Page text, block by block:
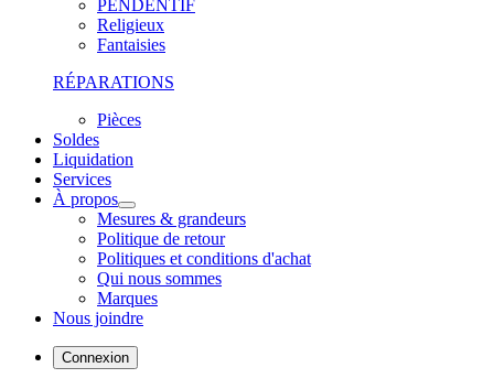
PENDENTIF
Religieux
Fantaisies
RÉPARATIONS
Pièces
Soldes
Liquidation
Services
À propos
Mesures & grandeurs
Politique de retour
Politiques et conditions d'achat
Qui nous sommes
Marques
Nous joindre
Connexion